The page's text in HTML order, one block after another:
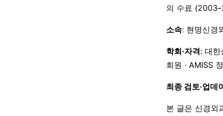
의 수료
소속: 현명신경
학회·자격: 대한
회원 · AMISS
최종 검토·업데
본 글은 신경외